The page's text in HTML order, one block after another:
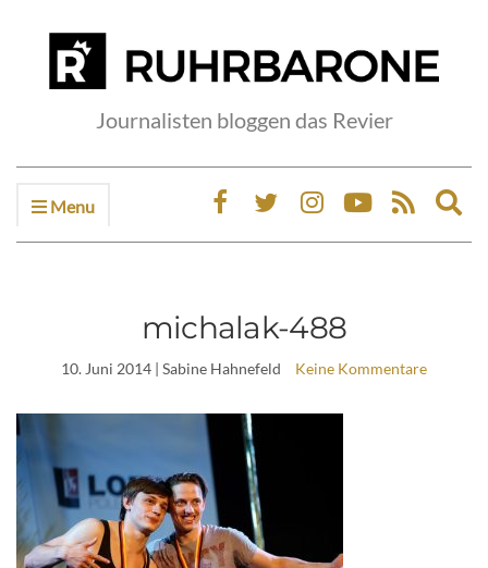
Journalisten bloggen das Revier
Menu
michalak-488
10. Juni 2014 | Sabine Hahnefeld Keine Kommentare